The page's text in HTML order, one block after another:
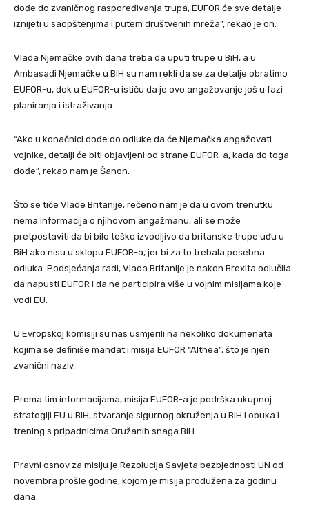
dođe do zvaničnog raspoređivanja trupa, EUFOR će sve detalje
iznijeti u saopštenjima i putem društvenih mreža”, rekao je on.
Vlada Njemačke ovih dana treba da uputi trupe u BiH, a u
Ambasadi Njemačke u BiH su nam rekli da se za detalje obratimo
EUFOR-u, dok u EUFOR-u ističu da je ovo angažovanje još u fazi
planiranja i istraživanja.
“Ako u konačnici dođe do odluke da će Njemačka angažovati
vojnike, detalji će biti objavljeni od strane EUFOR-a, kada do toga
dođe”, rekao nam je Šanon.
Što se tiče Vlade Britanije, rečeno nam je da u ovom trenutku
nema informacija o njihovom angažmanu, ali se može
pretpostaviti da bi bilo teško izvodljivo da britanske trupe uđu u
BiH ako nisu u sklopu EUFOR-a, jer bi za to trebala posebna
odluka. Podsjećanja radi, Vlada Britanije je nakon Brexita odlučila
da napusti EUFOR i da ne participira više u vojnim misijama koje
vodi EU.
U Evropskoj komisiji su nas usmjerili na nekoliko dokumenata
kojima se definiše mandat i misija EUFOR “Althea”, što je njen
zvanični naziv.
Prema tim informacijama, misija EUFOR-a je podrška ukupnoj
strategiji EU u BiH, stvaranje sigurnog okruženja u BiH i obuka i
trening s pripadnicima Oružanih snaga BiH.
Pravni osnov za misiju je Rezolucija Savjeta bezbjednosti UN od
novembra prošle godine, kojom je misija produžena za godinu
dana.